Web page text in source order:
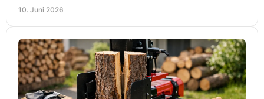
10. Juni 2026